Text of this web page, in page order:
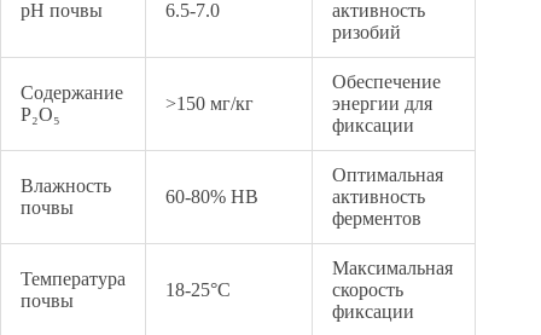
pH почвы 6.5-7.0
активность
ризобий
Содержание
P₂O₅
>150 мг/кг
Обеспечение
энергии для
фиксации
Влажность
почвы
60-80% НВ
Оптимальная
активность
ферментов
Температура
почвы
18-25°C
Максимальная
скорость
фиксации